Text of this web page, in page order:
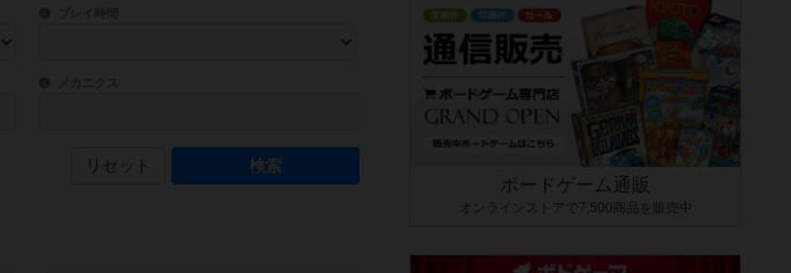
目安となる所要時間を指定することができます。マニュアルを読む時間や参加者へのルール説明時間は含まれていないため、初めて
ことができます。直感的にゲームシステムを理解できるよう、中世ファンタジー・クッキング・海賊同士の対決など、ゲームコンセプトを絞
ゲーム性を構成するコアシステムです。主にボードゲームに慣れている方向けの絞込機能です。例えば「ダイスロール」はランダ
リセット
ボードゲーム通販
オンラインストアで7,500商品を販売中